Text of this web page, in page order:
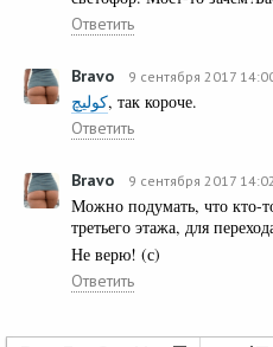
Ответить
Bravo 9 сентября 2017
کولیچ, так короче.
Ответить
Bravo 9 сентября 2017 14:02
Можно подумать, что кто-
третьего этажа, для
Не верю! (с)
Ответить